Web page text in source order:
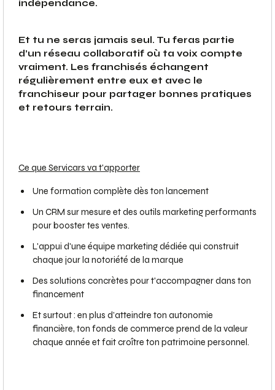
indépendance.
Et tu ne seras jamais seul. Tu feras partie
d’un réseau collaboratif où ta voix compte
vraiment. Les franchisés échangent
régulièrement entre eux et avec le
franchiseur pour partager bonnes pratiques
et retours terrain.
Ce que Servicars va t'apporter
Une formation complète dès ton lancement
Un CRM sur mesure et des outils marketing performants
pour booster tes ventes.
L'appui d'une équipe marketing dédiée qui construit
chaque jour la notoriété de la marque
Des solutions concrètes pour t'accompagner dans ton
financement
Et surtout : en plus d’atteindre ton autonomie
financière, ton fonds de commerce prend de la valeur
chaque année et fait croître ton patrimoine personnel.